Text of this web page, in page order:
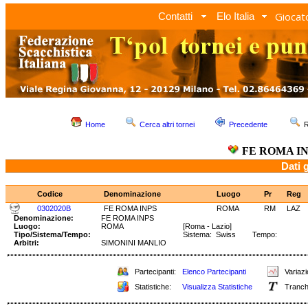
Contatti Elo Italia
Home Cerca altri tornei Precedente
FE ROMA
Dati
Codice Denominazione Luogo Pr
Reg
0302020B
FE ROMA INPS ROMA RM
LAZ
Denominazione:
FE ROMA INPS
Luogo:
ROMA
[Roma - Lazio]
Tipo/Sistema/Tempo:
Sistema: Swiss Tempo:
Arbitri:
SIMONINI MANLIO
Partecipanti: Elenco Partecipanti
Statistiche:
Visualizza Statistiche